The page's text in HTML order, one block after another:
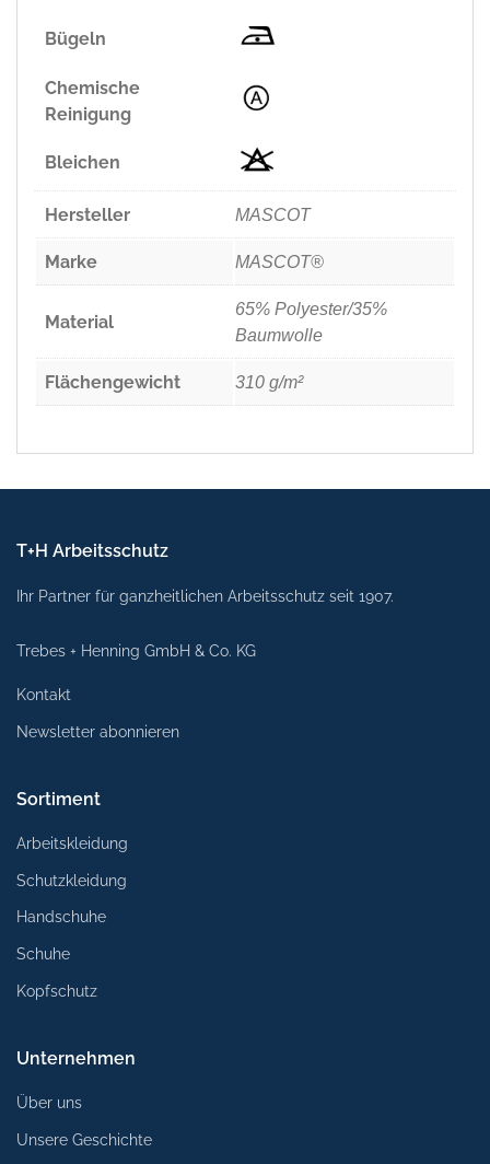
Bügeln
Chemische
Reinigung
Bleichen
Hersteller MASCOT
Marke MASCOT®
Material
65% Polyester/35%
Baumwolle
Flächengewicht 310 g/m²
T+H Arbeitsschutz
Ihr Partner für ganzheitlichen Arbeitsschutz seit 1907.
Trebes + Henning GmbH & Co. KG
Kontakt
Newsletter abonnieren
Sortiment
Arbeitskleidung
Schutzkleidung
Handschuhe
Schuhe
Kopfschutz
Unternehmen
Über uns
Unsere Geschichte